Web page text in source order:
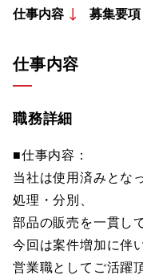
仕事内容 募集要項
仕事内容
職務詳細
■仕事内容：
当社は使用済みとな
処理・分別、
部品の販売を一貫し
今回は案件増加に伴
営業職としてご活躍